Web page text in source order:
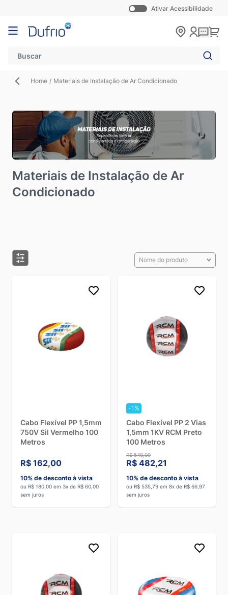
Ativar Acessibilidade
Pular para o conteúdo
Home / Materiais de Instalação de Ar Condicionado
Materiais de Instalação de Ar
Condicionado
Nome do produto
Cabo Flexível PP 1,5mm
750V Sil Vermelho 100
Metros
R$ 162,00
10% de desconto à vista
ou R$ 180,00 em 3x de R$ 60,00
sem juros
-1%
Cabo Flexível PP 2 Vias
1,5mm 1KV RCM Preto
100 Metros
R$ 540,00
R$ 482,21
10% de desconto à vista
ou R$ 535,79 em 8x de R$ 66,97
sem juros